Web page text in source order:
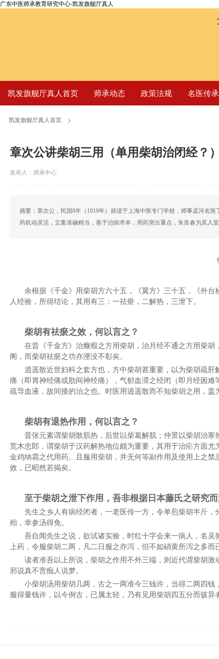
广东中医师承教育研究中心-凯发旗舰厅真人
凯发旗舰厅真人首页 师承动态 政策法规 名医传承
凯发旗舰厅真人首页
章次公讲柴胡三用（单用柴胡治闭经？
发布人：师承中心
摘要：章次公，民国8年（1919年）就读于上海中医专门学校，师事孟河名
药机动灵活，立案准确精当，善于治病求本，用药突出重点，朱良春为其入
余根据《千金》用柴胡方六十五，《翼方》三十五，《外
人经验，所得结论，其用有三：一祛瘀，二解热，三泄下。
柴胡有祛瘀之效，何以言之？
在昔《千金方》治癥瘕之方用柴胡，治月经不通之方用柴
阁，而柴胡祛瘀之功亦湮没不彰矣。
逍遥散近世妇科之套方也，方中柴胡甚重要，以为柴胡疏
痛（即胃神经痛或肋间神经痛），气郁血滞之经闭（即月经困
疏导血液，故间接的治之也。时医用逍遥散而不知柴胡之用，
柴胡有退热作用，何以言之？
昔张元素谓柴胡散肌热，后世以柴葛解肌；仲景以柴胡治
荒木忠郎，谓柴胡于汉药解热地位颇为重要，其用于治疟方面
金鸡纳霜之代用药。且服用柴胡，并无何等副作用及使用上之
效，已昭然若揭矣。
至于柴胡之泄下作用，吾非根据日本藤氏之研究
先生之乡人有病经闭者，一老医传一方，令单煎柴胡半斤
殆，幸参汤得免。
吾自闻先生之说，欲试诸实验，时红十字会来一病人，名
上药，令服柴胡二两，凡二日服之亦泻，但不如硝黄所泻之多而
读者准吾以上所说，柴胡之作用不外三端，则近代谓柴胡
邪说真不啻痴人说梦。
小柴胡汤用柴胡几两，古之一两准今三钱许，当得二两四
服得量钱许，以今例古，已属太轻，乃有见用柴胡四五分而骇